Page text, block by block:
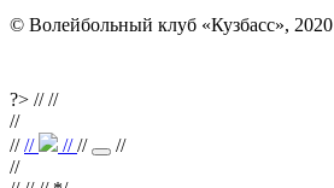
© Волейбольный клуб «Кузбасс», 2020
?> ////
//
//// ////
//
//